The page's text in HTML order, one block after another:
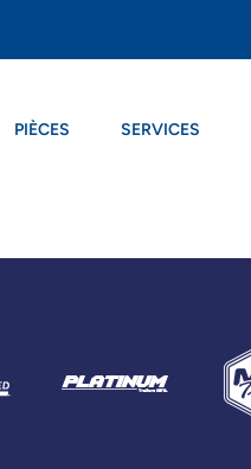
PIÈCES SERVICES